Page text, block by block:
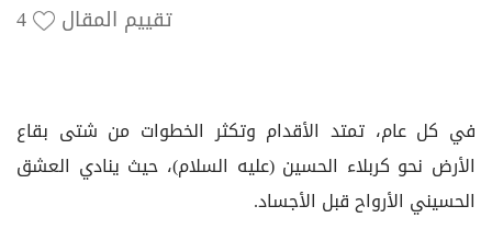
4 تقييم المقال
في كل عام، تمتد الأقدام وتكثر الخطوات من شتى بقاع
الأرض نحو كربلاء الحسين (عليه السلام)، حيث ينادي العشق
الحسيني الأرواح قبل الأجساد.